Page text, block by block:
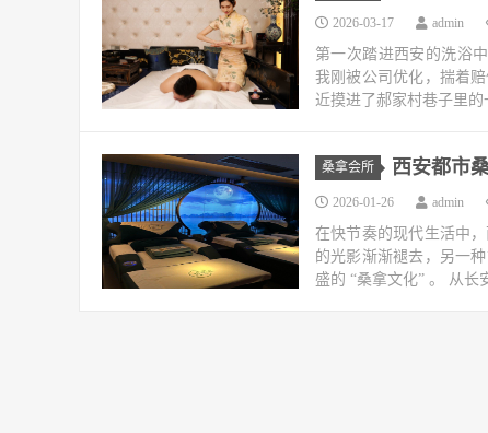
2026-03-17 admin
第一次踏进西安的洗浴
我刚被公司优化，揣着
近摸进了郝家村巷子里
桑拿会所 西安都市
2026-01-26 admin
在快节奏的现代生活中
的光影渐渐褪去，另一
盛的 “桑拿文化” 。 从